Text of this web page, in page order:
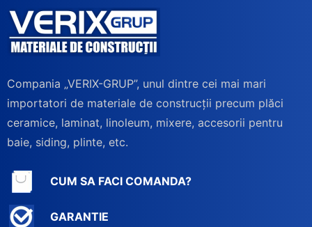
Compania „VERIX-GRUP”, unul dintre cei mai mari
importatori de materiale de construcții precum plăci
ceramice, laminat, linoleum, mixere, accesorii pentru
baie, siding, plinte, etc.
CUM SA FACI COMANDA?
GARANTIE